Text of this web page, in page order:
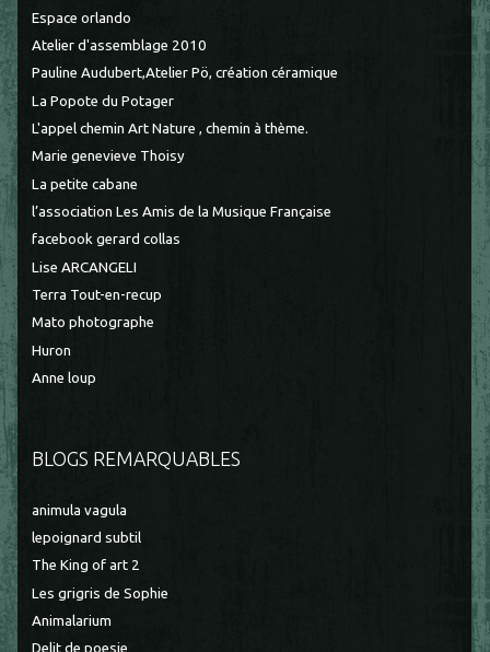
Espace orlando
Atelier d'assemblage 2010
Pauline Audubert,Atelier Pö, création céramique
La Popote du Potager
L'appel chemin Art Nature , chemin à thème.
Marie genevieve Thoisy
La petite cabane
l’association Les Amis de la Musique Française
facebook gerard collas
Lise ARCANGELI
Terra Tout-en-recup
Mato photographe
Huron
Anne loup
BLOGS REMARQUABLES
animula vagula
lepoignard subtil
The King of art 2
Les grigris de Sophie
Animalarium
Delit de poesie